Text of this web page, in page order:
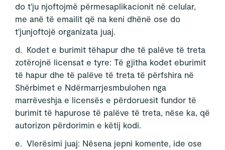
do t'ju njoftojmë përmesaplikacionit në celular,
me anë të emailit që na keni dhënë ose do
t'junjoftojë organizata juaj.
d. Kodet e burimit tëhapur dhe të palëve të treta
zotërojnë licensat e tyre: Të gjitha kodet eburimit
të hapur dhe të palëve të treta të përfshira në
Shërbimet e Ndërmarrjesmbulohen nga
marrëveshja e licensës e përdoruesit fundor të
burimit të hapurose të palëve të treta, nëse ka, që
autorizon përdorimin e këtij kodi.
e. Vlerësimi juaj: Nësena jepni komente, ide ose